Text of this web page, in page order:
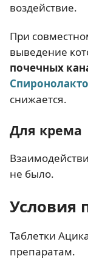
воздействие.
При
выведение
почечных
снижается.
Для крема
не было.
Условия
Таблетки
препаратам.